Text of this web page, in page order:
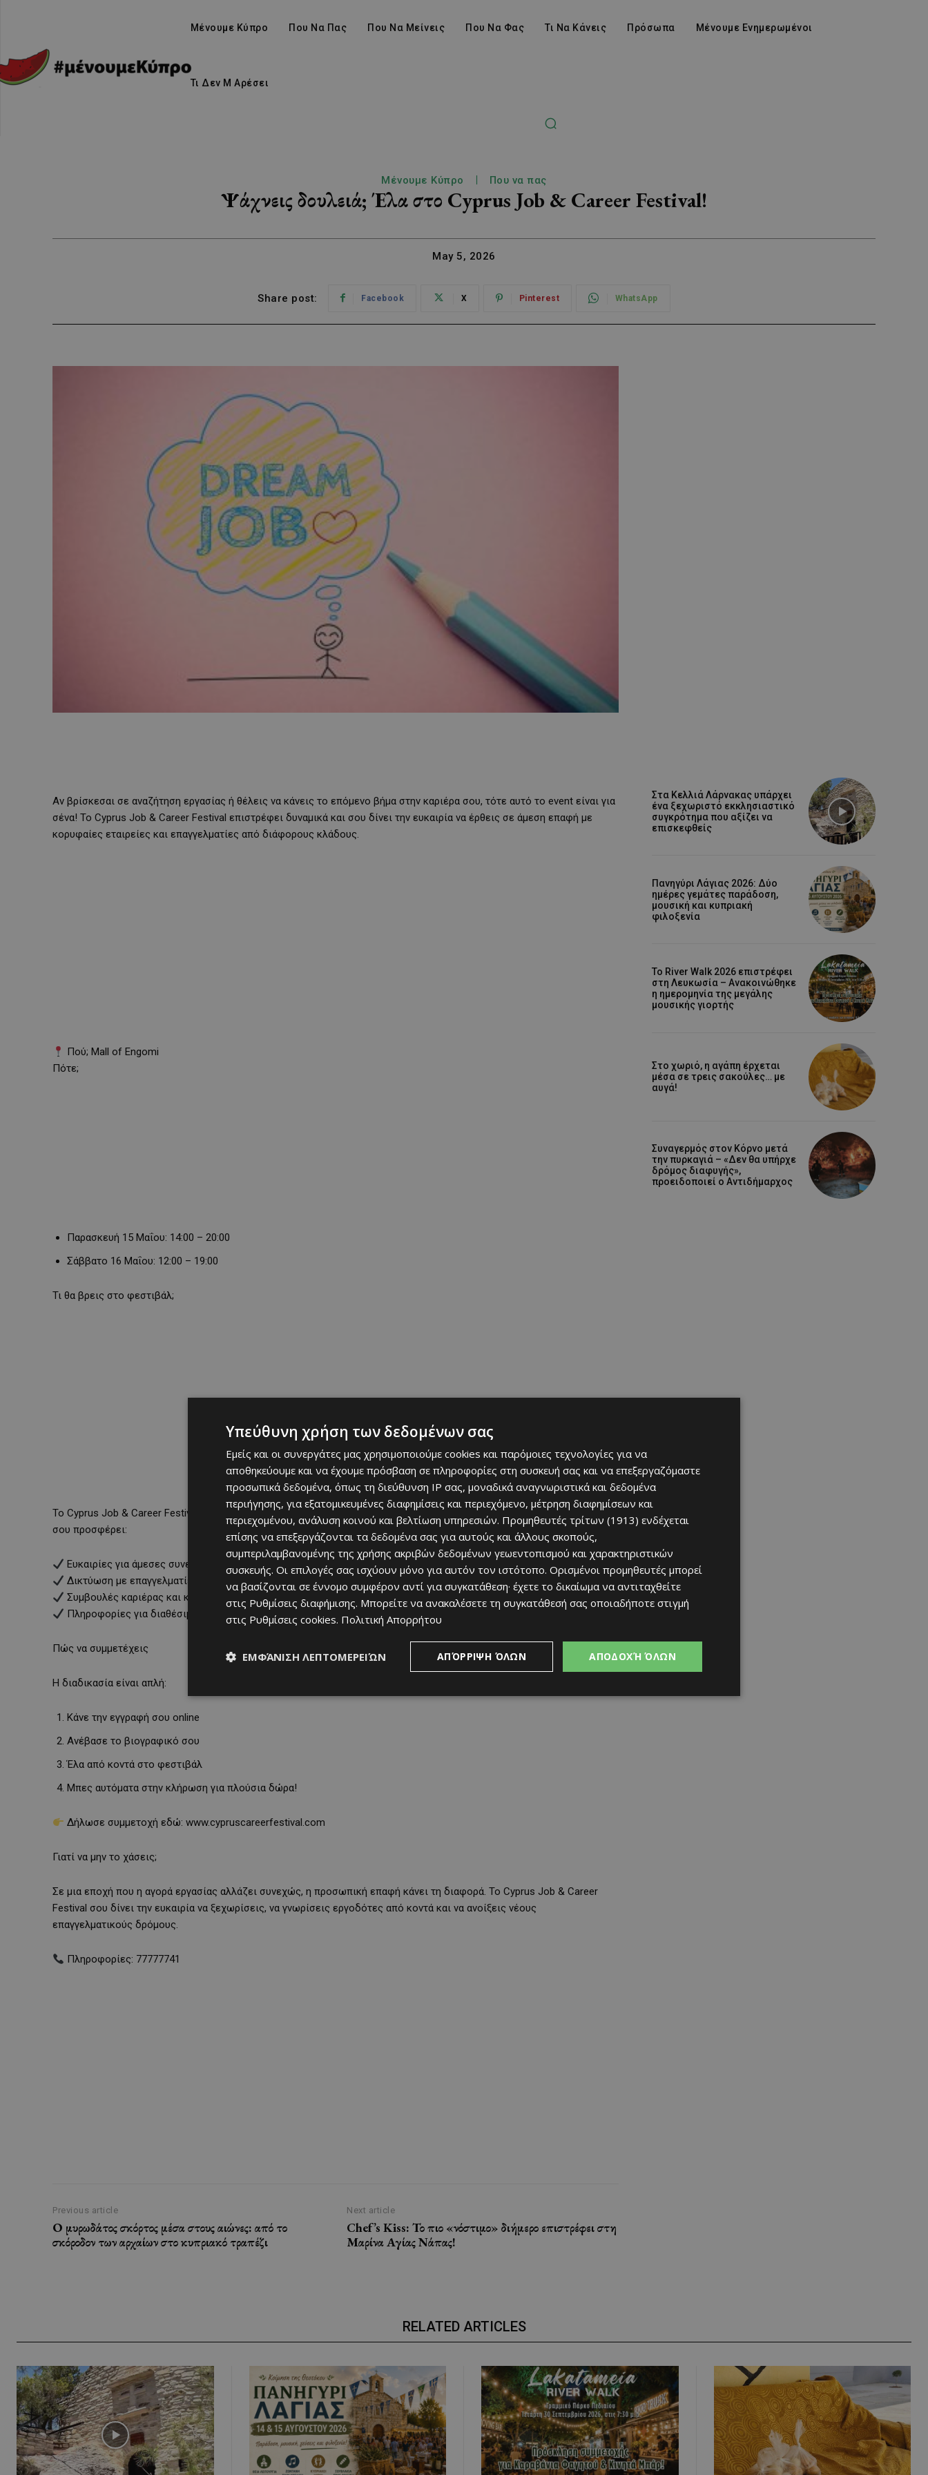
Μένουμε Κύπρο Που Να Πας Που Να Μείνεις Που Να Φας Τι Να Κάνεις Πρόσωπα Μένουμε Ενημερωμένοι
Τι Δεν Μ Αρέσει
Μένουμε Κύπρο Που να πας
Ψάχνεις δουλειά; Έλα στο Cyprus Job & Career Festival!
May 5, 2026
Share post: Facebook X Pinterest WhatsApp
Αν βρίσκεσαι σε αναζήτηση εργασίας ή θέλεις να κάνεις το επόμενο βήμα στην καριέρα σου, τότε αυτό το event είναι για
σένα! Το Cyprus Job & Career Festival επιστρέφει δυναμικά και σου δίνει την ευκαιρία να έρθεις σε άμεση επαφή με
κορυφαίες εταιρείες και επαγγελματίες από διάφορους κλάδους.
Πού; Mall of Engomi
Πότε;
Παρασκευή 15 Μαΐου: 14:00 – 20:00
Σάββατο 16 Μαΐου: 12:00 – 19:00
Τι θα βρεις στο φεστιβάλ;
Το Cyprus Job & Career Festival δεν είναι απλά μια έκθεση εργοδότησης. Είναι μια ολοκληρωμένη εμπειρία καριέρας που
σου προσφέρει:
Ευκαιρίες για άμεσες συνεντεύξεις με εταιρείες
Δικτύωση με επαγγελματίες και recruiters
Συμβουλές καριέρας και καθοδήγηση
Πληροφορίες για διαθέσιμες θέσεις εργασίας σε διάφορους τομείς
Πώς να συμμετέχεις
Η διαδικασία είναι απλή:
Κάνε την εγγραφή σου online
Ανέβασε το βιογραφικό σου
Έλα από κοντά στο φεστιβάλ
Μπες αυτόματα στην κλήρωση για πλούσια δώρα!
Δήλωσε συμμετοχή εδώ: www.cypruscareerfestival.com
Γιατί να μην το χάσεις;
Σε μια εποχή που η αγορά εργασίας αλλάζει συνεχώς, η προσωπική επαφή κάνει τη διαφορά. Το Cyprus Job & Career
Festival σου δίνει την ευκαιρία να ξεχωρίσεις, να γνωρίσεις εργοδότες από κοντά και να ανοίξεις νέους
επαγγελματικούς δρόμους.
Πληροφορίες: 77777741
Previous article
Ο μυρωδάτος σκόρτος μέσα στους αιώνες: από το
σκόροδον των αρχαίων στο κυπριακό τραπέζι
Next article
Chef’s Kiss: Το πιο «νόστιμο» διήμερο επιστρέφει στη
Μαρίνα Αγίας Νάπας!
Στα Κελλιά Λάρνακας υπάρχει
ένα ξεχωριστό εκκλησιαστικό
συγκρότημα που αξίζει να
επισκεφθείς
Πανηγύρι Λάγιας 2026: Δύο
ημέρες γεμάτες παράδοση,
μουσική και κυπριακή
φιλοξενία
Το River Walk 2026 επιστρέφει
στη Λευκωσία – Ανακοινώθηκε
η ημερομηνία της μεγάλης
μουσικής γιορτής
Στο χωριό, η αγάπη έρχεται
μέσα σε τρεις σακούλες… με
αυγά!
Συναγερμός στον Κόρνο μετά
την πυρκαγιά – «Δεν θα υπήρχε
δρόμος διαφυγής»,
προειδοποιεί ο Αντιδήμαρχος
RELATED ARTICLES
Υπεύθυνη χρήση των δεδομένων σας
Εμείς και οι συνεργάτες μας χρησιμοποιούμε cookies και παρόμοιες τεχνολογίες για να
αποθηκεύουμε και να έχουμε πρόσβαση σε πληροφορίες στη συσκευή σας και να επεξεργαζόμαστε
προσωπικά δεδομένα, όπως τη διεύθυνση IP σας, μοναδικά αναγνωριστικά και δεδομένα
περιήγησης, για εξατομικευμένες διαφημίσεις και περιεχόμενο, μέτρηση διαφημίσεων και
περιεχομένου, ανάλυση κοινού και βελτίωση υπηρεσιών. Προμηθευτές τρίτων (1913) ενδέχεται
επίσης να επεξεργάζονται τα δεδομένα σας για αυτούς και άλλους σκοπούς,
συμπεριλαμβανομένης της χρήσης ακριβών δεδομένων γεωεντοπισμού και χαρακτηριστικών
συσκευής. Οι επιλογές σας ισχύουν μόνο για αυτόν τον ιστότοπο. Ορισμένοι προμηθευτές μπορεί
να βασίζονται σε έννομο συμφέρον αντί για συγκατάθεση· έχετε το δικαίωμα να αντιταχθείτε
στις Ρυθμίσεις διαφήμισης. Μπορείτε να ανακαλέσετε τη συγκατάθεσή σας οποιαδήποτε στιγμή
στις Ρυθμίσεις cookies. Πολιτική Απορρήτου
ΑΠΟΔΟΧΉ ΌΛΩΝ
ΑΠΌΡΡΙΨΗ ΌΛΩΝ
ΕΜΦΆΝΙΣΗ ΛΕΠΤΟΜΕΡΕΙΏΝ